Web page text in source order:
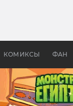
КОМИКСЫ ФАН
—